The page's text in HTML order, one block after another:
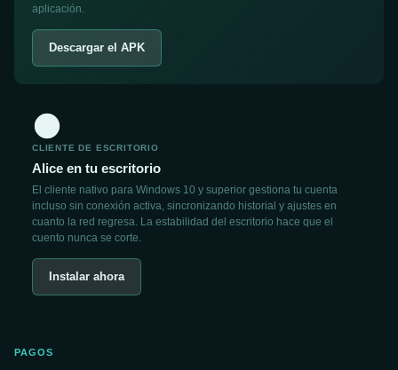
aplicación.
Descargar el APK
CLIENTE DE ESCRITORIO
Alice en tu escritorio
El cliente nativo para Windows 10 y superior gestiona tu cuenta
incluso sin conexión activa, sincronizando historial y ajustes en
cuanto la red regresa. La estabilidad del escritorio hace que el
cuento nunca se corte.
Instalar ahora
PAGOS